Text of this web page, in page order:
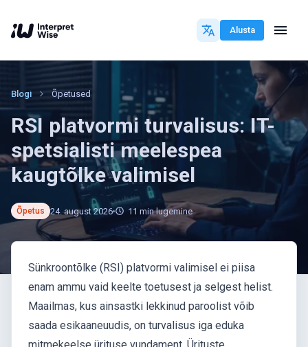
Alusta
Blogi Õpetused
RSI platvormi turvalisus: IT-
spetsialisti meelespea
kaugtõlke valimisel
Õpetus 24. august 2026 11 min lugemine
Sünkroontõlke (RSI) platvormi valimisel ei piisa
enam ammu vaid keelte toetusest ja selgest helist.
Maailmas, kus ainsastki lekkinud paroolist võib
saada esikaaneuudis, on turvalisus iga eduka